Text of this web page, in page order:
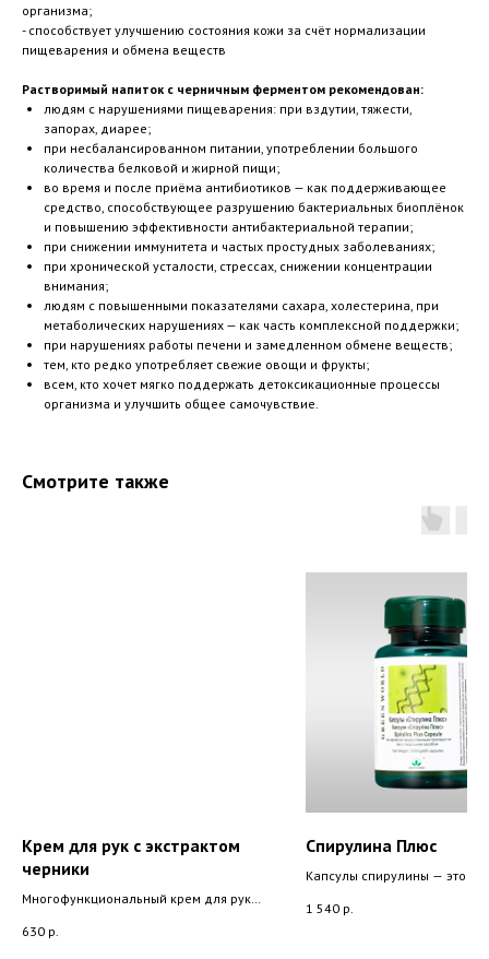
организма;
- способствует улучшению состояния кожи за счёт нормализации
пищеварения и обмена веществ
Растворимый напиток с черничным ферментом рекомендован:
людям с нарушениями пищеварения: при вздутии, тяжести,
запорах, диарее;
при несбалансированном питании, употреблении большого
количества белковой и жирной пищи;
во время и после приёма антибиотиков — как поддерживающее
средство, способствующее разрушению бактериальных биоплёнок
и повышению эффективности антибактериальной терапии;
при снижении иммунитета и частых простудных заболеваниях;
при хронической усталости, стрессах, снижении концентрации
внимания;
людям с повышенными показателями сахара, холестерина, при
метаболических нарушениях — как часть комплексной поддержки;
при нарушениях работы печени и замедленном обмене веществ;
тем, кто редко употребляет свежие овощи и фрукты;
всем, кто хочет мягко поддержать детоксикационные процессы
организма и улучшить общее самочувствие.
Смотрите также
Крем для рук с экстрактом
черники
Многофункциональный крем для рук с
ши. Интенсивно питает,
630 р.
Спирулина Плюс
Капсулы спирулины — это
которая представляет собой
1 540 р.